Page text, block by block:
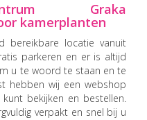
Graka
kamerplanten
bereikbare locatie vanuit
parkeren en er is altijd
u te woord te staan en te
hebben wij een webshop
bekijken en bestellen.
verpakt en snel bij u